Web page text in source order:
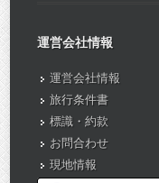
運営会社情報
運営会社情報
旅行条件書
標識・約款
お問合わせ
現地情報